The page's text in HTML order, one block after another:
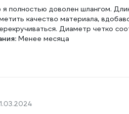
я полностью доволен шлангом.
качество материала,
Диаметр четко
Менее месяца